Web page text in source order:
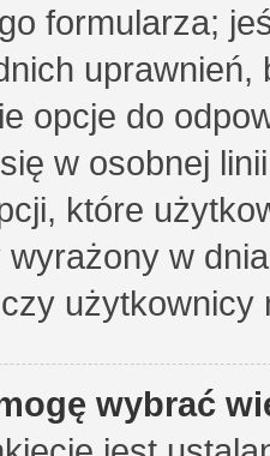
formularza;
uprawnień,
opcje do
w osobnej
które
w
użytkownicy
wybrać